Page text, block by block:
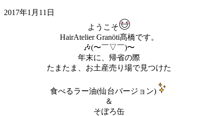
2017年1月11日
ようこそ
HairAtelier Granöti髙橋です。
🎶(〜￣▽￣)〜
年末に、帰省の際
たまたま、お土産売り場で見つけた
食べるラー油(仙台バージョン)
＆
そぼろ缶